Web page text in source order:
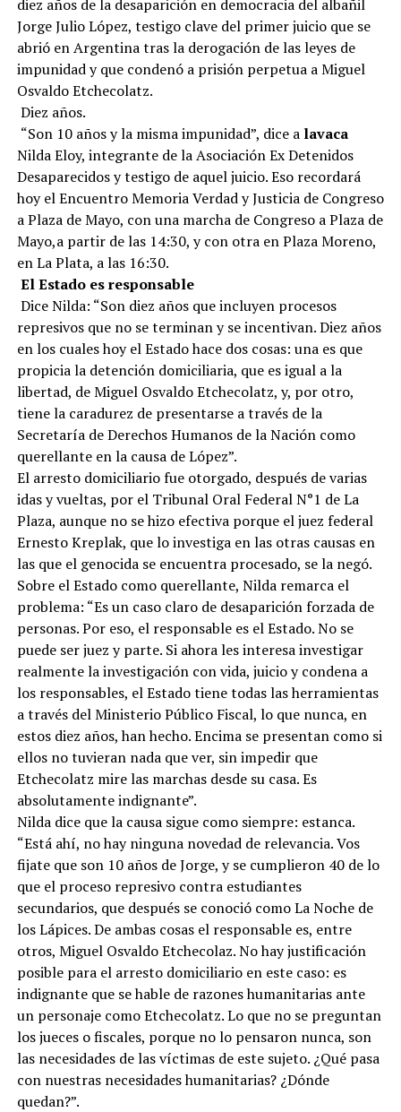
diez años de la desaparición en democracia del albañil
Jorge Julio López, testigo clave del primer juicio que se
abrió en Argentina tras la derogación de las leyes de
impunidad y que condenó a prisión perpetua a Miguel
Osvaldo Etchecolatz.
Diez años.
“Son 10 años y la misma impunidad”, dice a lavaca
Nilda Eloy, integrante de la Asociación Ex Detenidos
Desaparecidos y testigo de aquel juicio. Eso recordará
hoy el Encuentro Memoria Verdad y Justicia de Congreso
a Plaza de Mayo, con una marcha de Congreso a Plaza de
Mayo,a partir de las 14:30, y con otra en Plaza Moreno,
en La Plata, a las 16:30.
El Estado es responsable
Dice Nilda: “Son diez años que incluyen procesos
represivos que no se terminan y se incentivan. Diez años
en los cuales hoy el Estado hace dos cosas: una es que
propicia la detención domiciliaria, que es igual a la
libertad, de Miguel Osvaldo Etchecolatz, y, por otro,
tiene la caradurez de presentarse a través de la
Secretaría de Derechos Humanos de la Nación como
querellante en la causa de López”.
El arresto domiciliario fue otorgado, después de varias
idas y vueltas, por el Tribunal Oral Federal N°1 de La
Plaza, aunque no se hizo efectiva porque el juez federal
Ernesto Kreplak, que lo investiga en las otras causas en
las que el genocida se encuentra procesado, se la negó.
Sobre el Estado como querellante, Nilda remarca el
problema: “Es un caso claro de desaparición forzada de
personas. Por eso, el responsable es el Estado. No se
puede ser juez y parte. Si ahora les interesa investigar
realmente la investigación con vida, juicio y condena a
los responsables, el Estado tiene todas las herramientas
a través del Ministerio Público Fiscal, lo que nunca, en
estos diez años, han hecho. Encima se presentan como si
ellos no tuvieran nada que ver, sin impedir que
Etchecolatz mire las marchas desde su casa. Es
absolutamente indignante”.
Nilda dice que la causa sigue como siempre: estanca.
“Está ahí, no hay ninguna novedad de relevancia. Vos
fijate que son 10 años de Jorge, y se cumplieron 40 de lo
que el proceso represivo contra estudiantes
secundarios, que después se conoció como La Noche de
los Lápices. De ambas cosas el responsable es, entre
otros, Miguel Osvaldo Etchecolaz. No hay justificación
posible para el arresto domiciliario en este caso: es
indignante que se hable de razones humanitarias ante
un personaje como Etchecolatz. Lo que no se preguntan
los jueces o fiscales, porque no lo pensaron nunca, son
las necesidades de las víctimas de este sujeto. ¿Qué pasa
con nuestras necesidades humanitarias? ¿Dónde
quedan?”.